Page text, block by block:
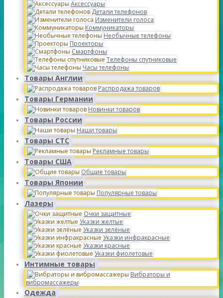
Аксессуары
Детали телефонов
Изменители голоса
Коммуникаторы
Необычные телефоны
Проекторы
Смартфоны
Телефоны спутниковые
Часы телефоны
Товары Англии
Распродажа товаров
Товары Германии
Новинки товаров
Товары России
Наши товары
Товары СТС
Рекламные товары
Товары США
Общие товары
Товары Японии
Популярные товары
Лазеры
Очки защитные
Указки желтые
Указки зелёные
Указки инфракрасные
Указки красные
Указки фиолетовые
Интимные товары
Вибраторы и
вибромассажеры
Одежда